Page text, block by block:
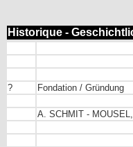
Historique -
? Fondation / Gründung
A. SCHMIT -